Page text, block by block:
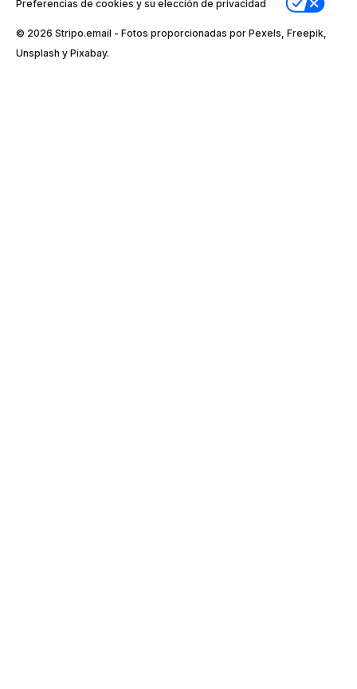
Preferencias de cookies y su elección de privacidad
© 2026 Stripо.email - Fotos proporcionadas por Pexels, Freepik,
Unsplash y Pixabay.